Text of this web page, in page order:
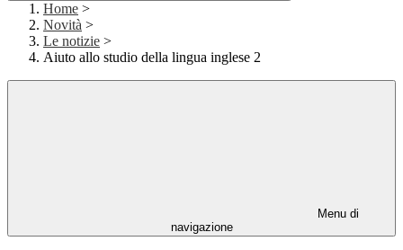
Home >
Novità >
Le notizie >
Aiuto allo studio della lingua inglese 2
Menu di
navigazione